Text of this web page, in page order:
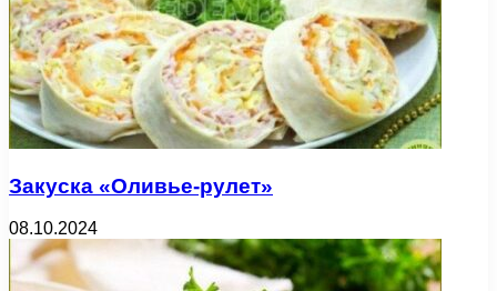
Закуска «Оливье-рулет»
08.10.2024